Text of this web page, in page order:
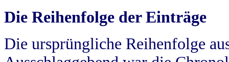
Die Reihenfolge der Einträge
Die ursprüngliche Reihenfolge